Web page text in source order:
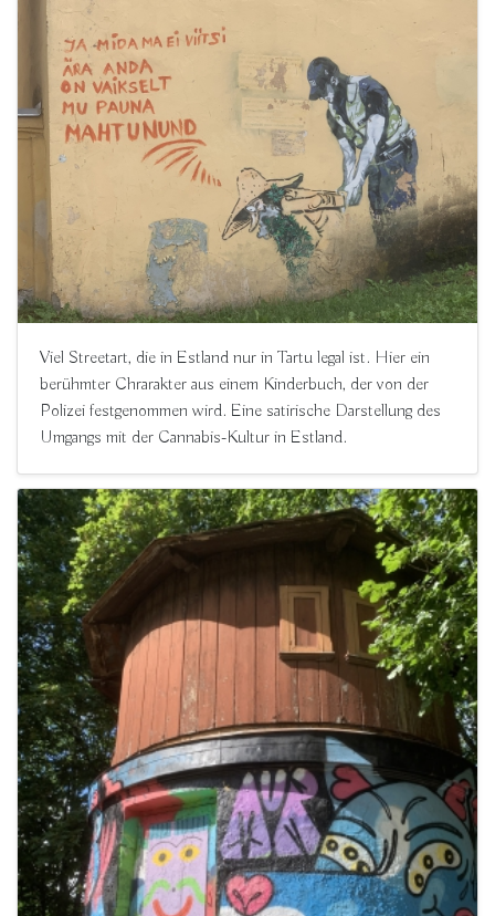
Viel Streetart, die in Estland nur in Tartu legal ist. Hier ein
berühmter Chrarakter aus einem Kinderbuch, der von der
Polizei festgenommen wird. Eine satirische Darstellung des
Umgangs mit der Cannabis-Kultur in Estland.